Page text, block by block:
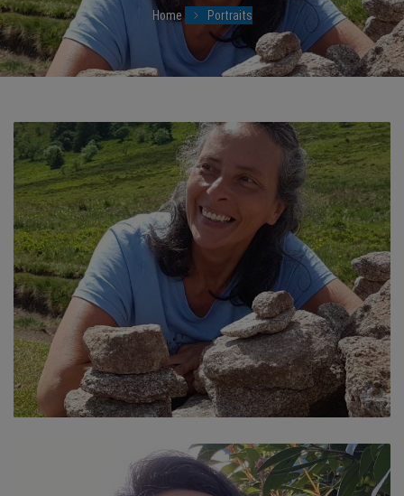
TERMINE
ANGEBOTE
MEDIEN
KONTAKT
Home Portraits